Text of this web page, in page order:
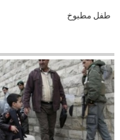
طفل مطبوخ